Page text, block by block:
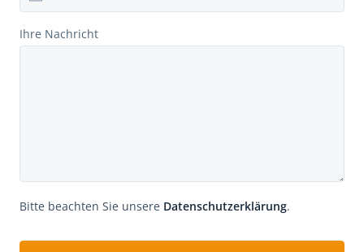
Ihre Nachricht
Bitte beachten Sie unsere Datenschutzerklärung.